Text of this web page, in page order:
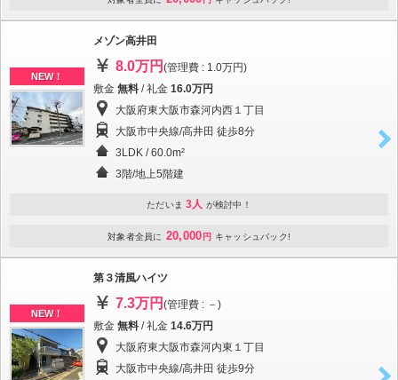
NEW！
メゾン高井田
8.0万円 (管理費 : 1.0万円)
敷金 無料 / 礼金 16.0万円
大阪府東大阪市森河内西１丁目
大阪市中央線/高井田 徒歩8分
3LDK / 60.0m²
3階/地上5階建
ただいま 3人 が検討中！
対象者全員に 20,000 円 キャッシュバック!
NEW！
第３清風ハイツ
7.3万円 (管理費 : －)
敷金 無料 / 礼金 14.6万円
大阪府東大阪市森河内東１丁目
大阪市中央線/高井田 徒歩9分